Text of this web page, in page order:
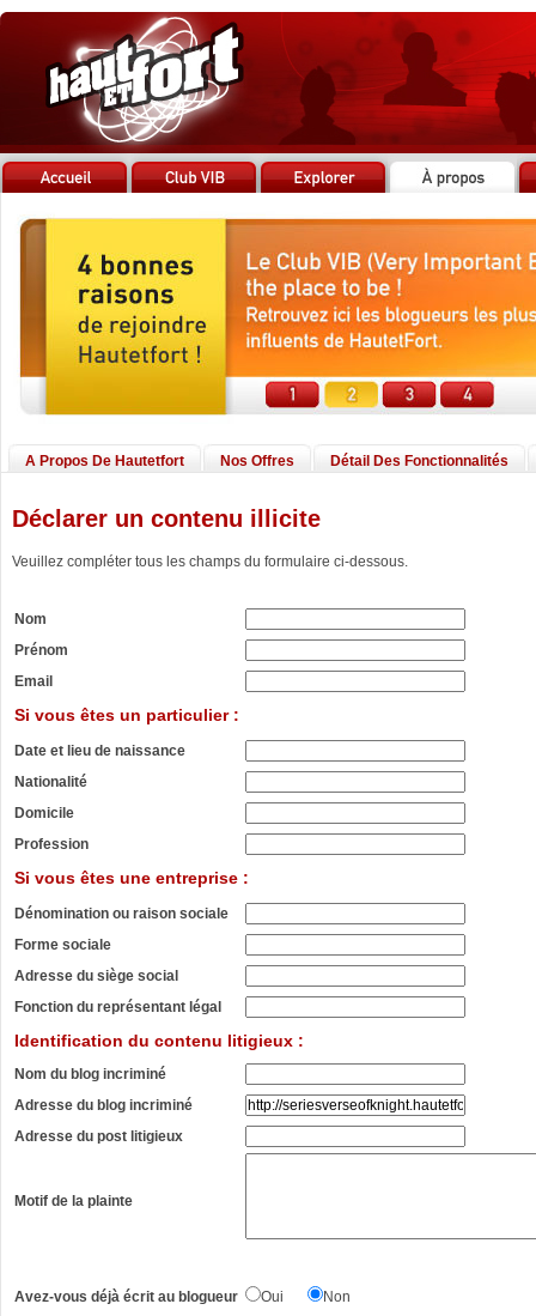
A Propos De Hautetfort Nos Offres Détail Des Fonctionnalités
Déclarer un contenu illicite
Veuillez compléter tous les champs du formulaire ci-dessous.
Nom
Prénom
Email
Si vous êtes un particulier :
Date et lieu de naissance
Nationalité
Domicile
Profession
Si vous êtes une entreprise :
Dénomination ou raison sociale
Forme sociale
Adresse du siège social
Fonction du représentant légal
Identification du contenu litigieux :
Nom du blog incriminé
Adresse du blog incriminé
Adresse du post litigieux
Motif de la plainte
Avez-vous déjà écrit au blogueur Oui
Non